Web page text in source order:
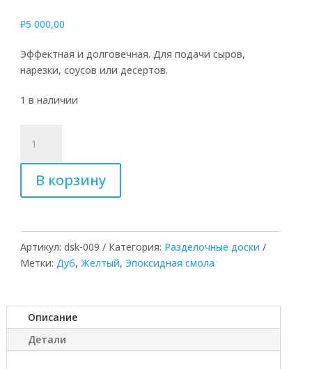
₽5 000,00
Эффектная и долговечная. Для подачи сыров,
нарезки, соусов или десертов.
1 в наличии
товара
Доска
дуба
желтой
смолы
В корзину
Артикул: dsk-009 Категория: Разделочные доски
Метки: Дуб, Желтый, Эпоксидная смола
Описание
Детали